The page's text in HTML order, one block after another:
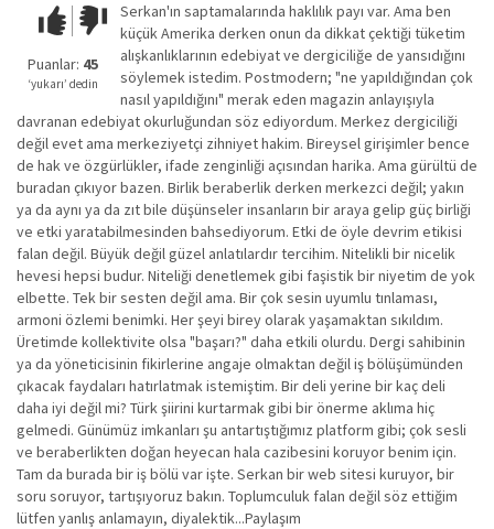
Çok iyi!O
kadar
iyi
değil!
Puanlar: 45
‘yukarı’ dedin
Serkan'ın saptamalarında haklılık payı var. Ama ben
küçük Amerika derken onun da dikkat çektiği tüketim
alışkanlıklarının edebiyat ve dergiciliğe de yansıdığını
söylemek istedim. Postmodern; "ne yapıldığından çok
nasıl yapıldığını" merak eden magazin anlayışıyla
davranan edebiyat okurluğundan söz ediyordum. Merkez dergiciliği
değil evet ama merkeziyetçi zihniyet hakim. Bireysel girişimler bence
de hak ve özgürlükler, ifade zenginliği açısından harika. Ama gürültü de
buradan çıkıyor bazen. Birlik beraberlik derken merkezci değil; yakın
ya da aynı ya da zıt bile düşünseler insanların bir araya gelip güç birliği
ve etki yaratabilmesinden bahsediyorum. Etki de öyle devrim etikisi
falan değil. Büyük değil güzel anlatılardır tercihim. Nitelikli bir nicelik
hevesi hepsi budur. Niteliği denetlemek gibi faşistik bir niyetim de yok
elbette. Tek bir sesten değil ama. Bir çok sesin uyumlu tınlaması,
armoni özlemi benimki. Her şeyi birey olarak yaşamaktan sıkıldım.
Üretimde kollektivite olsa "başarı?" daha etkili olurdu. Dergi sahibinin
ya da yöneticisinin fikirlerine angaje olmaktan değil iş bölüşümünden
çıkacak faydaları hatırlatmak istemiştim. Bir deli yerine bir kaç deli
daha iyi değil mi? Türk şiirini kurtarmak gibi bir önerme aklıma hiç
gelmedi. Günümüz imkanları şu antartıştığımız platform gibi; çok sesli
ve beraberlikten doğan heyecan hala cazibesini koruyor benim için.
Tam da burada bir iş bölü var işte. Serkan bir web sitesi kuruyor, bir
soru soruyor, tartışıyoruz bakın. Toplumculuk falan değil söz ettiğim
lütfen yanlış anlamayın, diyalektik...Paylaşım